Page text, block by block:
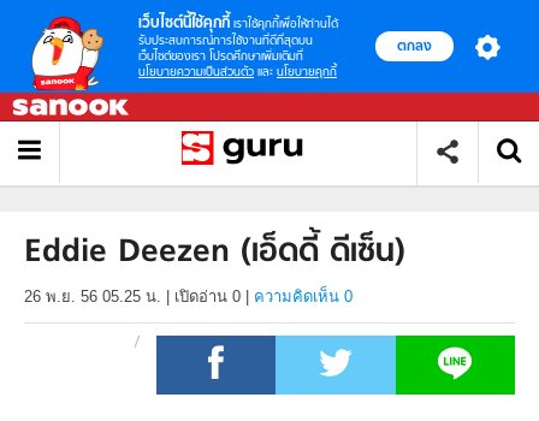
เว็บไซต์นี้ใช้คุกกี้ เราใช้คุกกี้เพื่อให้ท่านได้
รับประสบการณ์การใช้งานที่ดีที่สุดบน
เว็บไซต์ของเรา โปรดศึกษาเพิ่มเติมที่
นโยบายความเป็นส่วนตัว และ นโยบายคุกกี้
ตกลง
Eddie Deezen (เอ็ดดี้ ดีเซ็น)
26 พ.ย. 56 05.25 น. เปิดอ่าน 0 ความคิดเห็น 0